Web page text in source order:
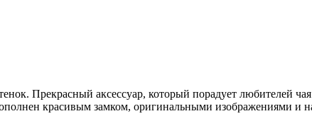
Прекрасный аксессуар, который порадует любителей
красивым замком, оригинальными изображениями и